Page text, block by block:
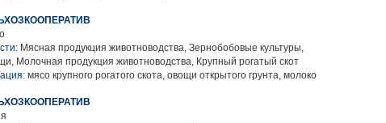
Мясная продукция животноводства, Зернобобовые культуры,
Молочная продукция животноводства, Крупный рогатый скот
мясо крупного рогатого скота, овощи открытого грунта, молоко